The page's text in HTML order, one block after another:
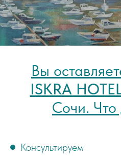
Вы
ISKRA
Сочи.
Консультируем